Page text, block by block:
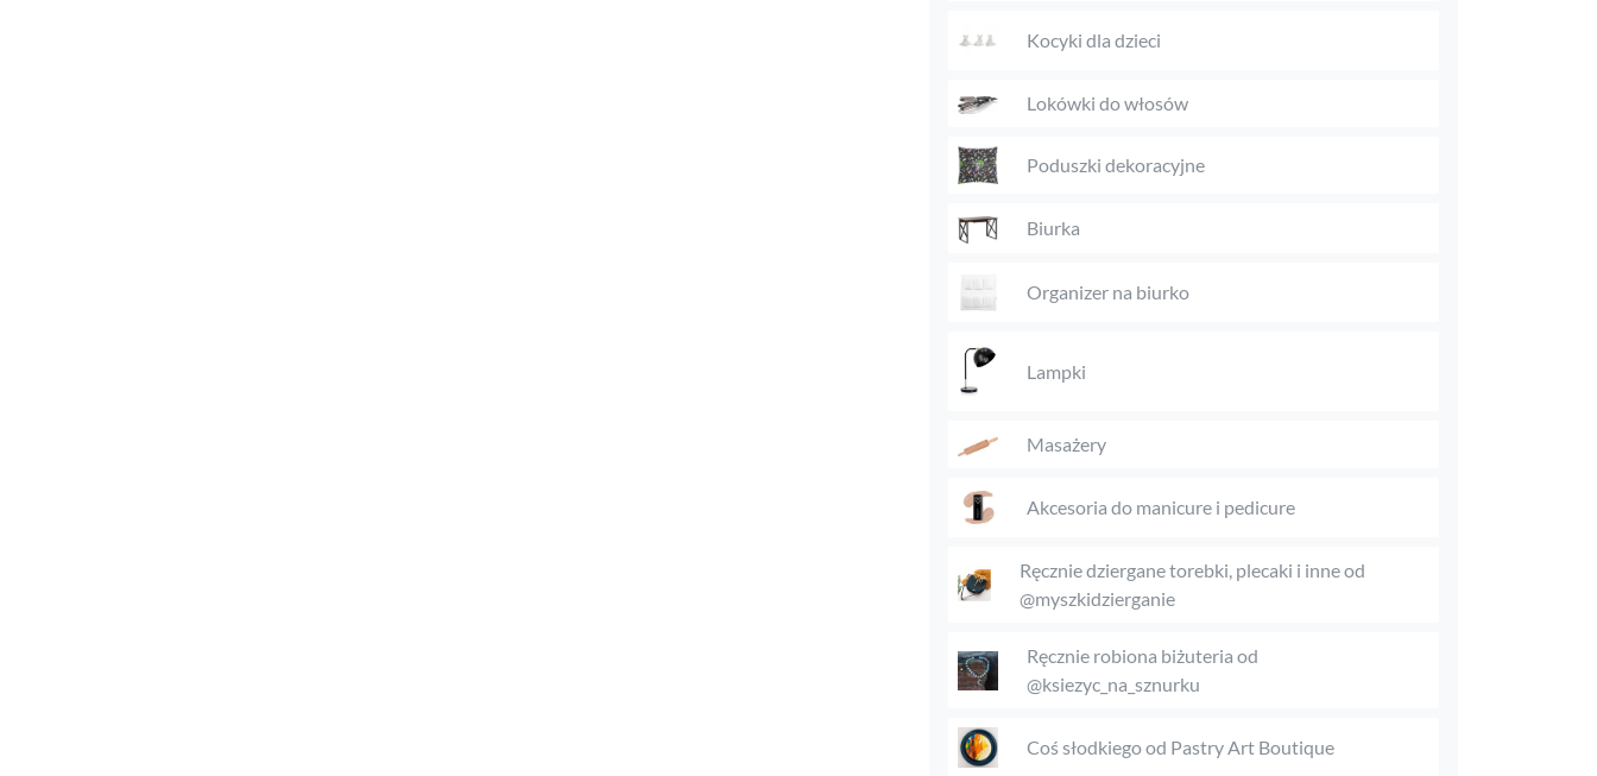
Kocyki dla dzieci
Lokówki do włosów
Poduszki dekoracyjne
Biurka
Organizer na biurko
Lampki
Masażery
Akcesoria do manicure i pedicure
Ręcznie dziergane torebki, plecaki i inne od
@myszkidzierganie
Ręcznie robiona biżuteria od
@ksiezyc_na_sznurku
Coś słodkiego od Pastry Art Boutique